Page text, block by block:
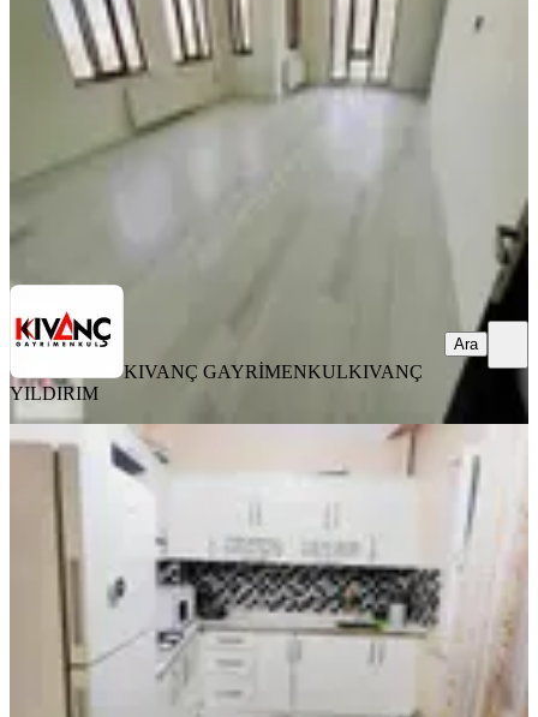
Yeşilyurt, Turgut Özal Mahallesi
3+1·175 m²· 6. Kat 06.08.2026
21.000 ₺
KIVANÇ GAYRİMENKULKIVANÇ
YILDIRIM
Ara
İkizler Gayrimenkul'den Sümer Park
Civarı Kiralık 2+1 Daire..
Yeşilyurt, Çukurdere Mahallesi
2+1·120 m²·3. Kat·05.08.2026
18.000 ₺
İKİZLER EMLAKEnder Doğanay